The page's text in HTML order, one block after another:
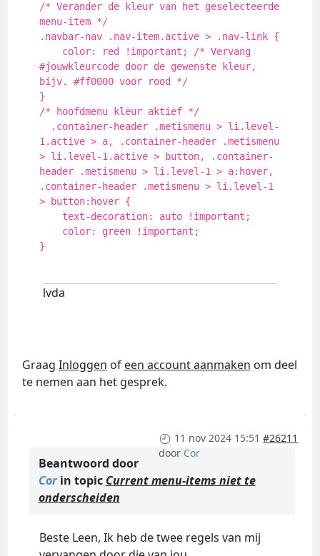
/* Verander de kleur van het geselecteerde
menu-item */
.navbar-nav .nav-item.active > .nav-link {
color: red !important; /* Vervang
#jouwkleurcode door de gewenste kleur,
bijv. #ff0000 voor rood */
}
/* hoofdmenu kleur aktief */
.container-header .metismenu > li.level-
1.active > a, .container-header .metismenu
> li.level-1.active > button, .container-
header .metismenu > li.level-1 > a:hover,
.container-header .metismenu > li.level-1
> button:hover {
text-decoration: auto !important;
color: green !important;
}
lvda
Graag Inloggen of een account aanmaken om deel
te nemen aan het gesprek.
11 nov 2024 15:51 #26211
door Cor
Beantwoord door
Corin topic Current menu-items niet te
onderscheiden
Beste Leen, Ik heb de twee regels van mij